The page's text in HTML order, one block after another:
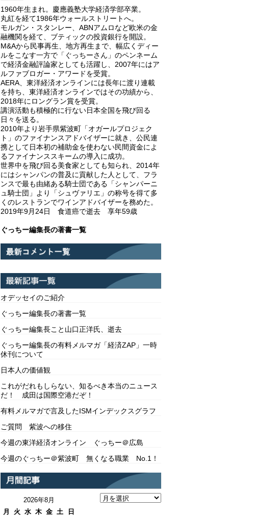
1960年生まれ。慶應義塾大学経済学部卒業。
丸紅を経て1986年ウォールストリートへ。
モルガン・スタンレー、ABNアムロなど欧米の金
融機関を経て、ブティックの投資銀行を開設。
M&Aから民事再生、地方再生まで、幅広くディー
ルをこなす一方で「ぐっちーさん」のペンネーム
で経済金融評論家としても活躍し、2007年にはア
ルファブロガー・アワードを受賞。
AERA、東洋経済オンラインには長年に渡り連載
を持ち、東洋経済オンラインではその功績から、
2018年にロングラン賞を受賞。
講演活動も積極的に行ない日本全国を飛び回る
日々を送る。
2010年より岩手県紫波町「オガールプロジェク
ト」のファイナンスアドバイザーに就き、公民連
携として日本初の補助金を使わない民間資金によ
るファイナンススキームの導入に成功。
世界中を飛び回る美食家としても知られ、2014年
にはシャンパンの普及に貢献した人として、フラ
ンスで最も由緒ある騎士団である「シャンパーニ
ュ騎士団」より「シュヴァリエ」の称号を得て多
くのレストランでワインアドバイザーを務めた。
2019年9月24日 食道癌で逝去 享年59歳
ぐっちー編集長の著書一覧
オデッセイのご紹介
ぐっちー編集長の著書一覧
ぐっちー編集長こと山口正洋氏、逝去
ぐっちー編集長の有料メルマガ「経済ZAP」一時
休刊について
日本人の価値観
これがだれもしらない、知るべき本当のニュース
だ！ 成田は国際空港だぞ！
有料メルマガで言及したISMインデックスグラフ
ご質問 紫波への移住
今週の東洋経済オンライン ぐっちー＠広島
今週のぐっちー＠紫波町 無くなる職業 No.1！
2026年8月
月
火 水 木 金 土 日